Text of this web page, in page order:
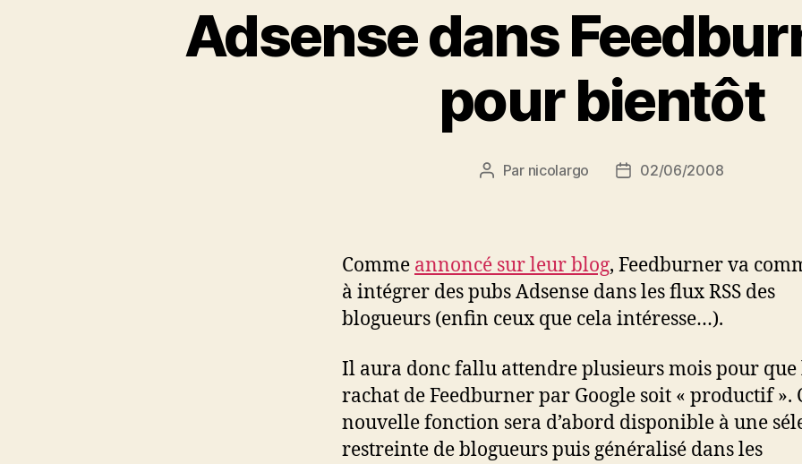
Adsense dans
pour bientôt
Auteur
Par nicolargo
Date02/06/2008
Comme annoncé sur leur blog, Feedburner va
à intégrer des pubs Adsense dans les flux RSS des
blogueurs (enfin ceux que cela intéresse…).
Il aura donc fallu attendre plusieurs mois pour que
rachat de Feedburner par Google soit « productif ».
nouvelle fonction sera d’abord disponible à une
restreinte de blogueurs puis généralisé dans les